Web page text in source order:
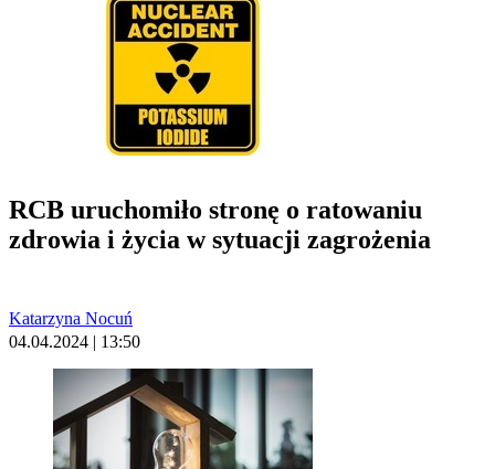
RCB uruchomiło stronę o ratowaniu
zdrowia i życia w sytuacji zagrożenia
Katarzyna Nocuń
04.04.2024 | 13:50